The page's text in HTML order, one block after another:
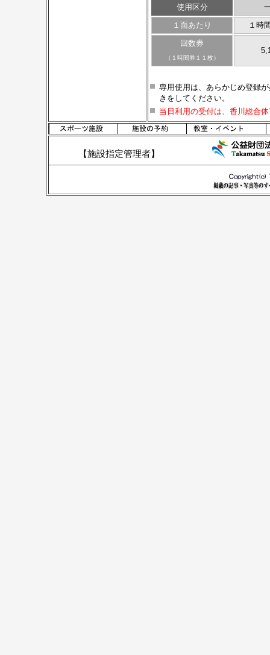
使用区分
１面あたり
１時
回数券
（１時間券１１枚）
専用使用は、あらかじめ登録
きをしてください。
当日利用の受付は、香川総合
【施設指定管理者】